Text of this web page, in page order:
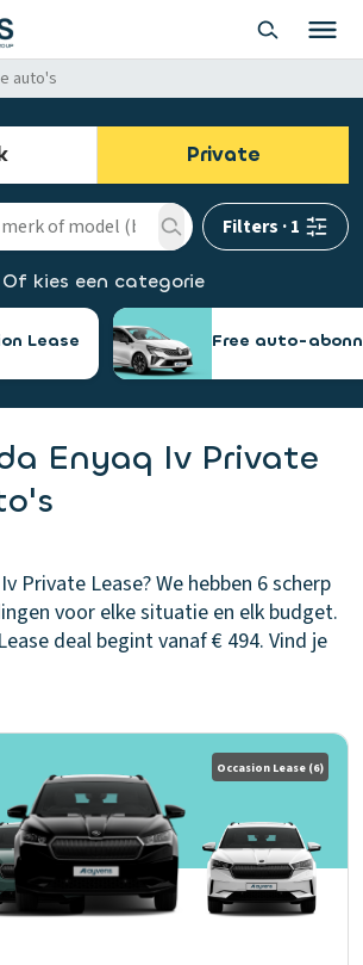
auto's
Private
Filters ·1
Of kies een categorie
Lease Free auto-
Enyaq Iv Private
Private Lease? We hebben 6 scherp
voor elke situatie en elk budget.
deal begint vanaf € 494. Vind je
Occasion Lease (6)